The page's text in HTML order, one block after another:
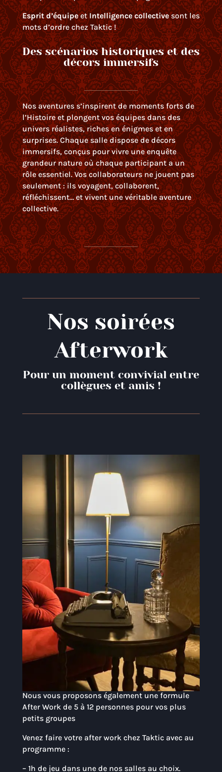
Esprit d’équipeetIntelligence collectivesont les
mots d’ordre chez Taktic !
Des scénarios historiques et des
décors immersifs
Nos aventures s’inspirent de moments forts de
l’Histoire et plongent vos équipes dans des
univers réalistes, riches en énigmes et en
surprises. Chaque salle dispose de décors
immersifs, conçus pour vivre une enquête
grandeur nature où chaque participant a un
rôle essentiel. Vos collaborateurs ne jouent pas
seulement : ils voyagent, collaborent,
réfléchissent… et vivent une véritable aventure
collective.
Nos soirées
Afterwork
Pour un moment convivial entre
collègues et amis !
Nous vous proposons également une formule
After Work de 5 à 12 personnes pour vos plus
petits groupes
Venez faire votre after work chez Taktic avec au
programme :
– 1h de jeu dans une de nos salles au choix.